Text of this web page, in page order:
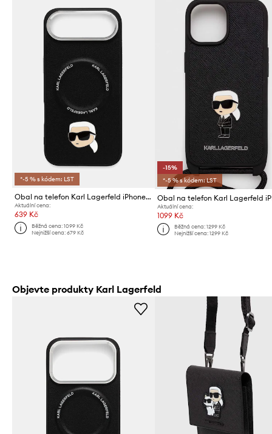
*-5 % s kódem: LST
Obal na telefon Karl Lagerfeld iPhone 17 Air
Aktuální cena:
639 Kč
Běžná cena:1099 Kč
Nejnižší cena:679 Kč
-15%
*-5 % s kódem: LST
Aktuální cena:
1099 Kč
Běžná cena: 1299 Kč
Nejnižší cena: 1299 Kč
Objevte produkty Karl Lagerfeld